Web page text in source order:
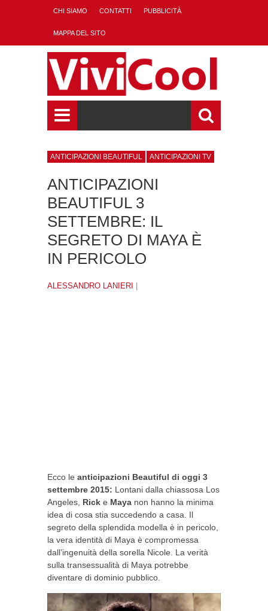
CHI SIAMO CONTATTI PUBBLICITÀ
MAPPA DEL SITO
ANTICIPAZIONI BEAUTIFUL ANTICIPAZIONI TV
ANTICIPAZIONI
BEAUTIFUL 3
SETTEMBRE: IL
SEGRETO DI MAYA È
IN PERICOLO
ALESSANDRO LANIERI
Ecco le anticipazioni Beautiful di oggi 3
settembre 2015: Lontani dalla chiassosa Los
Angeles, Rick e Maya non hanno la minima
idea di cosa stia succedendo a casa. Il
segreto della splendida modella è in pericolo,
la vera identità di Maya è compromessa
dall’ingenuità della sorella Nicole. La verità
sulla transessualità di Maya potrebbe
diventare di dominio pubblico.